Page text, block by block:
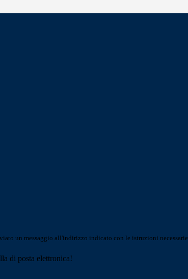
un messaggio all'indirizzo indicato con le istruzioni
di posta elettronica!